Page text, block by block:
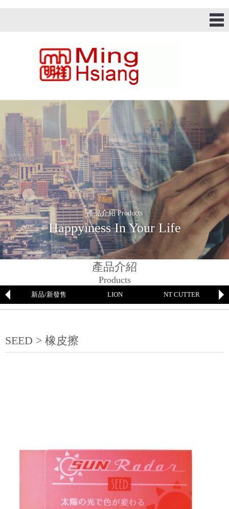
產品介紹 Products
Happyiness In Your Life
產品介紹
Products
新品/新發售 LION NT CUTTER
SEED > 橡皮擦